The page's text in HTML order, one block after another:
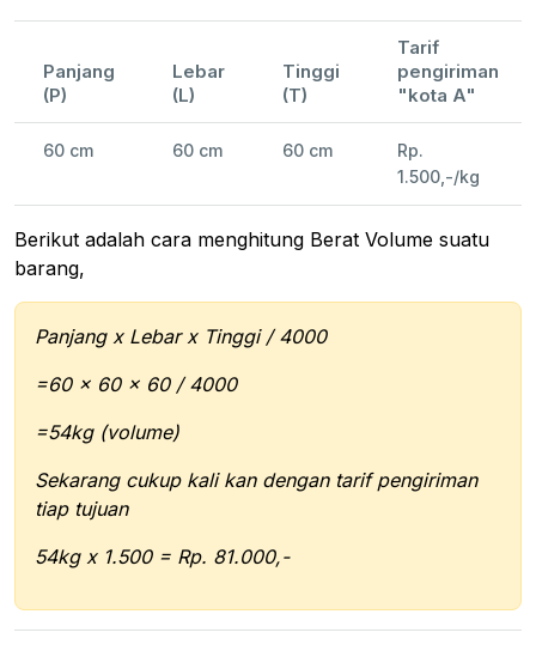
Panjang
(P)
Lebar
(L)
Tinggi
(T)
Tarif
pengiriman
"kota A"
60 cm 60 cm 60 cm
Rp.
1.500,-/kg
Berikut adalah cara menghitung Berat Volume suatu
barang,
Panjang x Lebar x Tinggi / 4000
=60 x 60 x 60 / 4000
=54kg (volume)
Sekarang cukup kali kan dengan tarif pengiriman
tiap tujuan
54kg x 1.500 = Rp. 81.000,-